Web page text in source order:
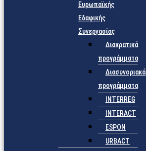
Ευρωπαϊκής
Εδαφικής
Συνεργασίας
Διακρατικά
προγράμματα
Διασυνοριακά
προγράμματα
INTERREG
INTERACT
ESPON
URBACT